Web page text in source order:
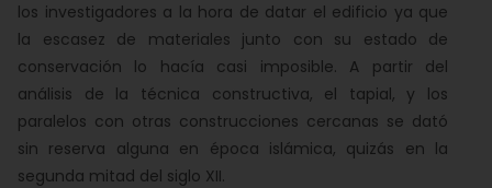
los investigadores a la hora de datar el edificio ya que
la escasez de materiales junto con su estado de
conservación lo hacía casi imposible. A partir del
análisis de la técnica constructiva, el tapial, y los
paralelos con otras construcciones cercanas se dató
sin reserva alguna en época islámica, quizás en la
segunda mitad del siglo XII.